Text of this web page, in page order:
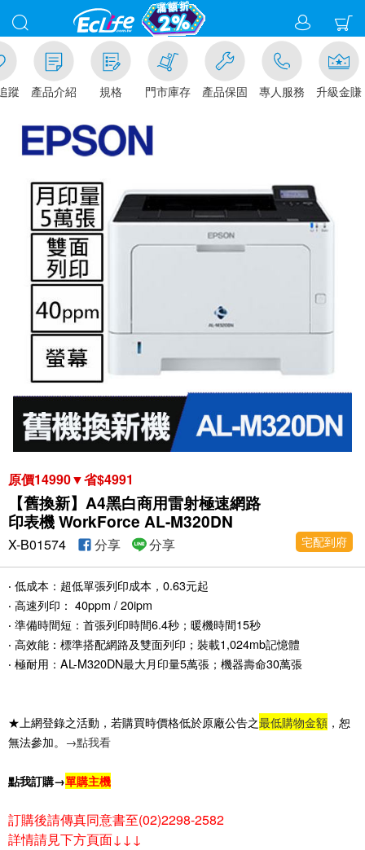
蹤 產品介紹 規格 門市庫存 產品保固 專人服務 升級金賺
原價14990▼省$4991
【舊換新】A4黑白商用雷射極速網路
印表機 WorkForce AL-M320DN
宅配到府
X-B01574 分享 分享
‧ 低成本：超低單張列印成本，0.63元起
‧ 高速列印： 40ppm / 20ipm
‧ 準備時間短：首張列印時間6.4秒；暖機時間15秒
‧ 高效能：標準搭配網路及雙面列印；裝載1,024mb記憶體
‧ 極耐用：AL-M320DN最大月印量5萬張；機器壽命30萬張
★上網登錄之活動，若購買時價格低於原廠公告之最低購物金額 ，恕
無法參加。 →點我看
點我訂購→單購主機
訂購後請傳真同意書至(02)2298-2582
詳情請見下方頁面↓↓↓